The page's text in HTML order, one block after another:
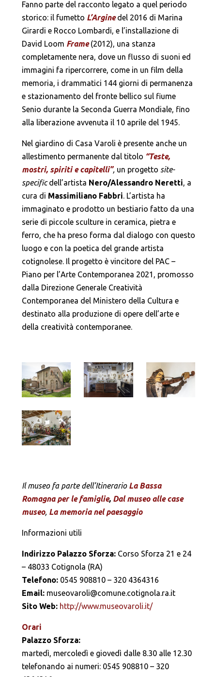
Fanno parte del racconto legato a quel periodo
storico: il fumetto L’Argine del 2016 di Marina
Girardi e Rocco Lombardi, e l’installazione di
David Loom Frame (2012), una stanza
completamente nera, dove un flusso di suoni ed
immagini fa ripercorrere, come in un film della
memoria, i drammatici 144 giorni di permanenza
e stazionamento del fronte bellico sul fiume
Senio durante la Seconda Guerra Mondiale, fino
alla liberazione avvenuta il 10 aprile del 1945.
Nel giardino di Casa Varoli è presente anche un
allestimento permanente dal titolo “Teste,
mostri, spiriti e capitelli”, un progetto site-
specificdell’artista Nero/Alessandro Neretti, a
cura di Massimiliano Fabbri. L’artista ha
immaginato e prodotto un bestiario fatto da una
serie di piccole sculture in ceramica, pietra e
ferro, che ha preso forma dal dialogo con questo
luogo e con la poetica del grande artista
cotignolese. Il progetto è vincitore del PAC –
Piano per l’Arte Contemporanea 2021, promosso
dalla Direzione Generale Creatività
Contemporanea del Ministero della Cultura e
destinato alla produzione di opere dell’arte e
della creatività contemporanee.
Il museo fa parte dell’Itinerario La Bassa
Romagna per le famiglie, Dal museo alle case
museo, La memoria nel paesaggio
Informazioni utili
Indirizzo Palazzo Sforza: Corso Sforza 21 e 24
– 48033 Cotignola (RA)
Telefono:0545 908810 – 320 4364316
Email: museovaroli@comune.cotignola.ra.it
Sito Web: http://www.museovaroli.it/
Orari
Palazzo Sforza:
martedì, mercoledì e giovedì dalle 8.30 alle 12.30
telefonando ai numeri: 0545 908810 – 320